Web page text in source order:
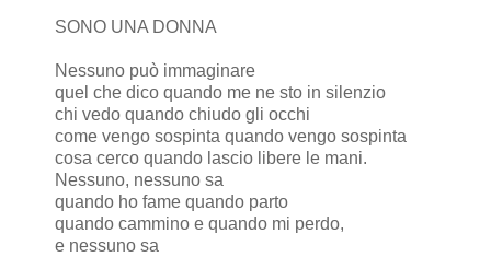
SONO UNA DONNA
Nessuno può immaginare
quel che dico quando me ne sto in silenzio
chi vedo quando chiudo gli occhi
come vengo sospinta quando vengo sospinta
cosa cerco quando lascio libere le mani.
Nessuno, nessuno sa
quando ho fame quando parto
quando cammino e quando mi perdo,
e nessuno sa